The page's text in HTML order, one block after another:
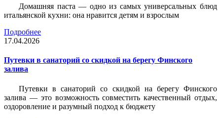
Домашняя паста — одно из самых универсальных блюд
итальянской кухни: она нравится детям и взрослым
Подробнее
17.04.2026
Путевки в санаторий со скидкой на берегу Финского
залива
Путевки в санаторий со скидкой на берегу Финского
залива — это возможность совместить качественный отдых,
оздоровление и разумный подход к бюджету